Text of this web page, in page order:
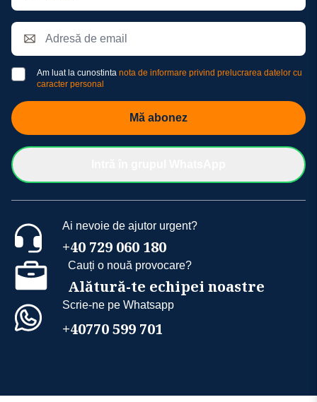
Am luat la cunostinta nota de informare privind prelucrarea datelor cu
caracter personal
Mă abonez
Ai nevoie de ajutor urgent?
+40 729 060 180
Cauți o nouă provocare?
Alătură-te echipei noastre
Scrie-ne pe Whatsapp
+40770 599 701